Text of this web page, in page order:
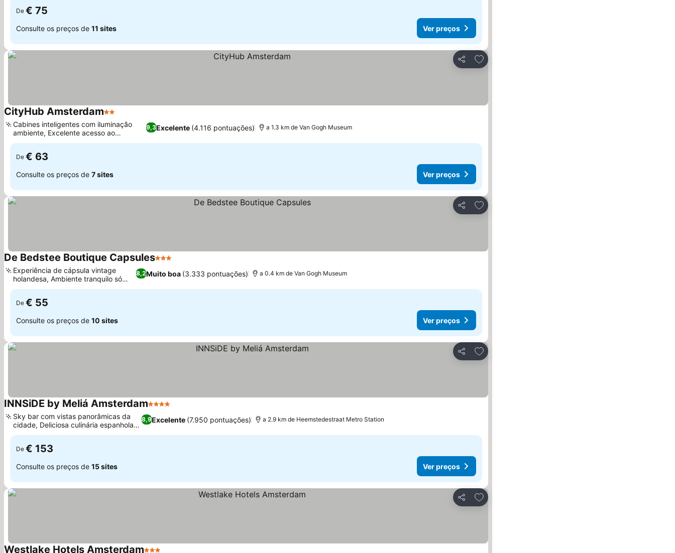
De € 75
Consulte os preços de 11 sites Ver preços
Partilhar
Adicionar aos favoritos
CityHub Amsterdam2 Estrelas
9,3Excelente (4.116 pontuações)
Cabines inteligentes com iluminação
ambiente, Excelente acesso ao
transporte público
a 1.3 km de Van Gogh Museum
De € 63
Consulte os preços de 7 sites Ver preços
Partilhar
Adicionar aos favoritos
De Bedstee Boutique Capsules3 Estrelas
8,2Muito boa (3.333 pontuações)
Experiência de cápsula vintage
holandesa, Ambiente tranquilo só
para adultos
a 0.4 km de Van Gogh Museum
De € 55
Consulte os preços de 10 sites Ver preços
Partilhar
Adicionar aos favoritos
INNSiDE by Meliá Amsterdam4 Estrelas
8,9Excelente (7.950 pontuações)
Sky bar com vistas panorâmicas da
cidade, Deliciosa culinária espanhola
no Tierra
a 2.9 km de Heemstedestraat Metro Station
De € 153
Consulte os preços de 15 sites Ver preços
Partilhar
Adicionar aos favoritos
Westlake Hotels Amsterdam